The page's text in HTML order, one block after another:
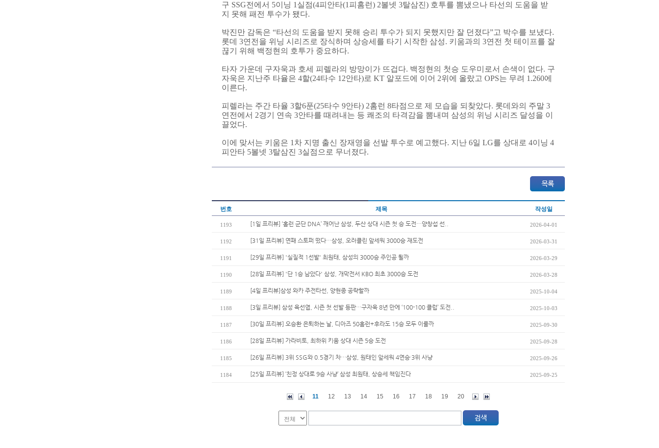
구 SSG전에서 5이닝 1실점(4피안타(1피홈런) 2볼넷 3탈삼진) 호투를 뽐냈으나 타선의 도움을 받
지 못해 패전 투수가 됐다.
박진만 감독은 “타선의 도움을 받지 못해 승리 투수가 되지 못했지만 잘 던졌다”고 박수를 보냈다.
롯데 3연전을 위닝 시리즈로 장식하며 상승세를 타기 시작한 삼성. 키움과의 3연전 첫 테이프를 잘
끊기 위해 백정현의 호투가 중요하다.
타자 가운데 구자욱과 호세 피렐라의 방망이가 뜨겁다. 백정현의 첫승 도우미로서 손색이 없다. 구
자욱은 지난주 타율은 4할(24타수 12안타)로 KT 알포드에 이어 2위에 올랐고 OPS는 무려 1.260에
이른다.
피렐라는 주간 타율 3할6푼(25타수 9안타) 2홈런 8타점으로 제 모습을 되찾았다. 롯데와의 주말 3
연전에서 2경기 연속 3안타를 때려내는 등 쾌조의 타격감을 뽐내며 삼성의 위닝 시리즈 달성을 이
끌었다.
이에 맞서는 키움은 1차 지명 출신 장재영을 선발 투수로 예고했다. 지난 6일 LG를 상대로 4이닝 4
피안타 5볼넷 3탈삼진 3실점으로 무너졌다.
번호 제목 작성일
1193 [1일 프리뷰] ‘홈런 군단 DNA’ 깨어난 삼성, 두산 상대 시즌 첫 승 도전…양창섭 선.. 2026-04-01
1192 [31일 프리뷰] 연패 스토퍼 떴다…삼성, 오러클린 앞세워 3000승 재도전 2026-03-31
1191 [29일 프리뷰] '실질적 1선발' 최원태, 삼성의 3000승 주인공 될까 2026-03-29
1190 [28일 프리뷰] '단 1승 남았다' 삼성, 개막전서 KBO 최초 3000승 도전 2026-03-28
1189 [4일 프리뷰]삼성 와카 주전타선, 양현종 공략할까 2025-10-04
1188 [3일 프리뷰] 삼성 육선엽, 시즌 첫 선발 등판…구자욱 8년 만에 ‘100-100 클럽’ 도전.. 2025-10-03
1187 [30일 프리뷰] 오승환 은퇴하는 날, 디아즈 50홈런+후라도 15승 모두 이룰까 2025-09-30
1186 [28일 프리뷰] 가라비토, 최하위 키움 상대 시즌 5승 도전 2025-09-28
1185 [26일 프리뷰] 3위 SSG와 0.5경기 차…삼성, 원태인 앞세워 4연승·3위 사냥 2025-09-26
1184 [25일 프리뷰] ‘친정 상대로 9승 사냥’ 삼성 최원태, 상승세 책임진다 2025-09-25
11 12 13 14 15 16 17 18 19 20